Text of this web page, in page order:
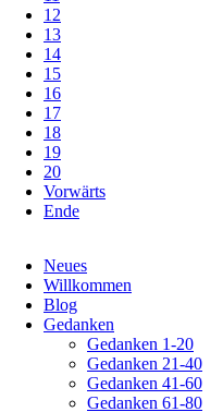
12
13
14
15
16
17
18
19
20
Vorwärts
Ende
überspringen
Neues
Willkommen
Blog
Gedanken
Gedanken 1-20
Gedanken 21-40
Gedanken 41-60
Gedanken 61-80